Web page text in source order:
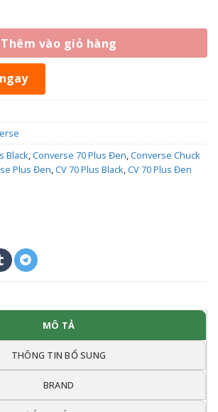
70 Plus Canvas Black - A00916C số
Thêm vào giỏ hàng
Black,Converse 70 Plus Đen,Converse Chuck
Plus Đen,CV 70 Plus Black,CV 70 Plus Đen
MÔ TẢ
THÔNG TIN BỔ SUNG
BRAND